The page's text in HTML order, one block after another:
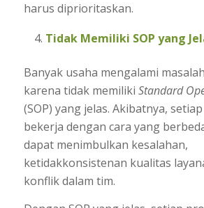
harus diprioritaskan.
Tidak Memiliki SOP yang
Banyak usaha mengalami
karena tidak memiliki Standard
(SOP) yang jelas. Akibatnya,
bekerja dengan cara yang
dapat menimbulkan kesalahan,
ketidakkonsistenan kualitas
konflik dalam tim.